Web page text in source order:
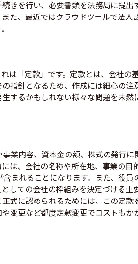
きを行い、必要書類を法務局に提出
た、最近ではクラウドツールで法人
は「定款」です。定款とは、会社の
指針となるため、作成には細心の注
するかもしれない様々な問題を未然
業内容、資本金の額、株式の発行に
は、会社の名称や所在地、事業の目
まれることになります。また、役員
しての会社の枠組みを決定づける重
式に認められるためには、この定款
変更など都度定款変更でコストもか